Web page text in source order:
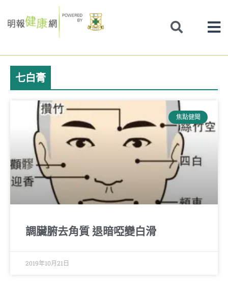
to
七白膏
焦點健聞
調臟腑去角質 退暗啞變白滑
2019年10月21日